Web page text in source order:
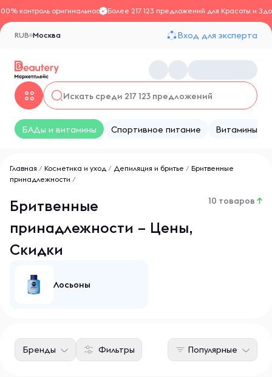
контроль оригинальностиБолее 217 123 предложений для Красоты и
Москва
RUB Вход для эксперта
БАДы и витамины Спортивное питание Витамины
Главная / Косметика и уход / Депиляция и бритье / Бритвенные
принадлежности /
Бритвенные
принадлежности – Цены,
Скидки
10 товаров ↑
Лосьоны
Фильтры
Бренды Популярные